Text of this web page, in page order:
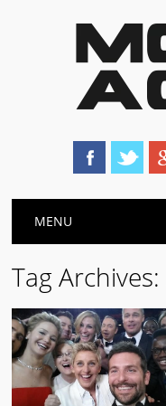
Main menu
MENU
Tag Archives: